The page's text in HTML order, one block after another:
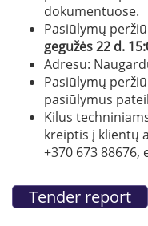
dokumentuose.
Pasiūlymų
gegužės 22 d.
Adresu:
Pasiūlymų
pasiūlymus
Kilus
kreiptis į klientų
+370 673 88676,